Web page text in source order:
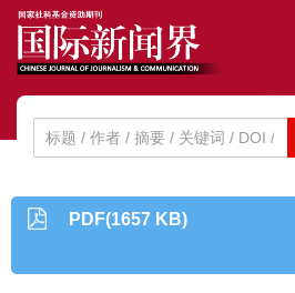
PDF(1657 KB)